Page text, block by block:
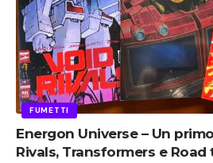
FUMETTI
Energon Universe – Un
Rivals, Transformers e Road